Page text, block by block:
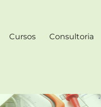
Cursos Consultoria